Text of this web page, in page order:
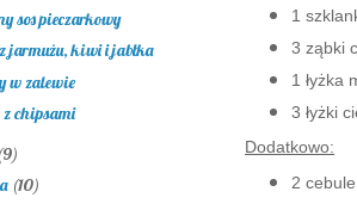
1
3 ząbki
1 łyżka
3 łyżki
Dodatkowo:
2 cebule
sos pieczarkowy
jarmużu, kiwi i jabłka
w zalewie
z chipsami
(9)
(10)